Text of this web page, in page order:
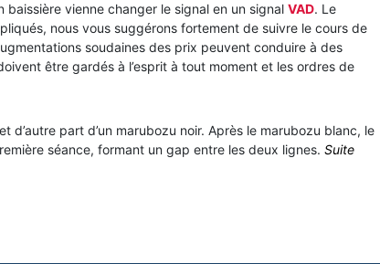
baissière vienne changer le signal en un signal VAD. Le
nous vous suggérons fortement de suivre le cours de
soudaines des prix peuvent conduire à des
être gardés à l’esprit à tout moment et les ordres de
d’autre part d’un marubozu noir. Après le marubozu blanc, le
séance, formant un gap entre les deux lignes. Suite